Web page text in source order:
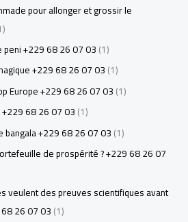
pour allonger et grossir le
peni +229 68 26 07 03(1)
+229 68 26 07 03(1)
Europe +229 68 26 07 03(1)
+229 68 26 07 03(1)
+229 68 26 07 03(1)
de prospérité ? +229 68 26 07
veulent des preuves scientifiques avant
26 07 03(1)